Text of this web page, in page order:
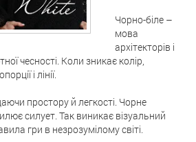
Чорно-біле –
мова
архітекторів і
чесності. Коли зникає колір,
і лінії.
простору й легкості. Чорне
силует. Так виникає візуальний
гри в незрозумілому світі.